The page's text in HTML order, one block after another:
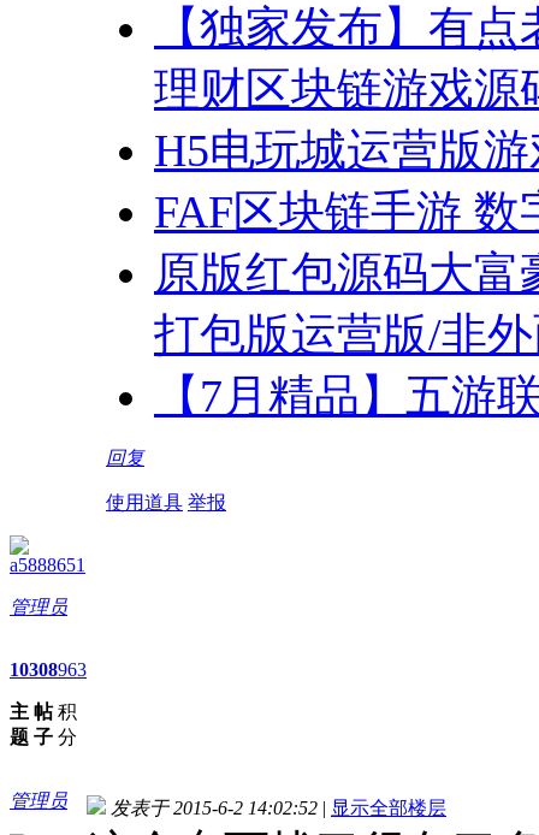
【独家发布】有
理财区块链游戏源
H5电玩城运营版
FAF区块链手游
原版红包源码大
打包版运营版/非
【7月精品】五游
回复
使用道具 举报
a5888651
管理员
10
主
题
308
帖
子
963
积
分
管理员 发表于 2015-6-2 14:02:52 | 显示全部楼层